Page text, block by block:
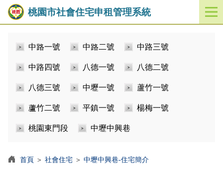
桃園市社會住宅申租管理系統
開
啟
中路一號 中路二號 中路三號
中路四號 八德一號 八德二號
八德三號 中壢一號 蘆竹一號
蘆竹二號 平鎮一號 楊梅一號
桃園東門段 中壢中興巷
首頁 ＞ 社會住宅 ＞ 中壢中興巷-住宅簡介